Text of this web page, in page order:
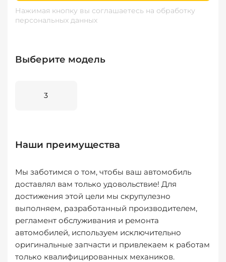
Нажимая кнопку вы соглашаетесь на обработку
персональных данных
Выберите модель
3
Наши преимущества
Мы заботимся о том, чтобы ваш автомобиль
доставлял вам только удовольствие! Для
достижения этой цели мы скрупулезно
выполняем, разработанный производителем,
регламент обслуживания и ремонта
автомобилей, используем исключительно
оригинальные запчасти и привлекаем к работам
только квалифицированных механиков.